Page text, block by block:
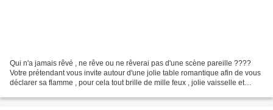
Qui n'a jamais rêvé , ne rêve ou ne rêverai pas d'une scène pareille ????
Votre prétendant vous invite autour d'une jolie table romantique afin de vous
déclarer sa flamme , pour cela tout brille de mille feux , jolie vaisselle et